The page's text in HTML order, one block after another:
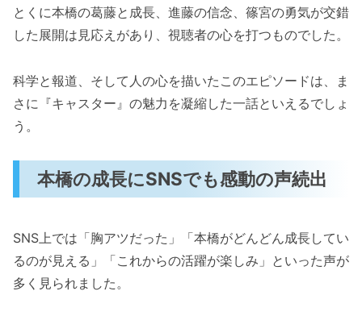
とくに本橋の葛藤と成長、進藤の信念、篠宮の勇気が交錯
した展開は見応えがあり、視聴者の心を打つものでした。
科学と報道、そして人の心を描いたこのエピソードは、ま
さに『キャスター』の魅力を凝縮した一話といえるでしょ
う。
本橋の成長にSNSでも感動の声続出
SNS上では「胸アツだった」「本橋がどんどん成長してい
るのが見える」「これからの活躍が楽しみ」といった声が
多く見られました。